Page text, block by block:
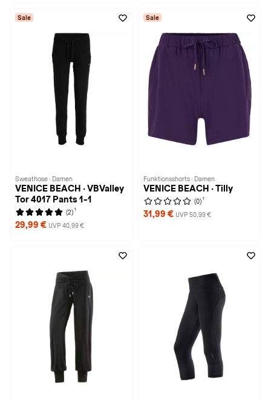
Sale
Sweathose · Damen
VENICE BEACH · VBValley
Tor 4017 Pants 1-1
(2) 1
29,99 € UVP 40,99 €
Sale
Funktionsshorts · Damen
VENICE BEACH · Tilly
(0) 1
31,99 € UVP 50,99 €